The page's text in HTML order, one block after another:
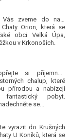
zveme do naší
Orion, která se
obci Velká Úpa,
v Krkonoších.
si příjemnou
chalup, které
přírodou a nabízejí
pobyt.
se...
vyrazit do Krušných
U Koníků, která se